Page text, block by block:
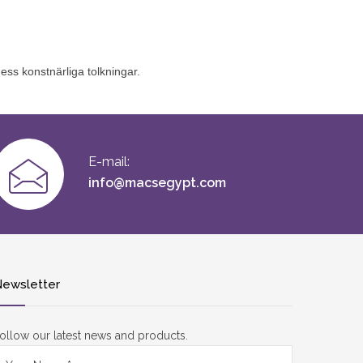
konstnärliga tolkningar.
E-mail:
info@macsegypt.com
our latest news and products.